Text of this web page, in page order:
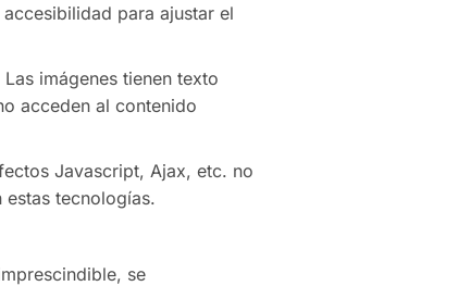
para ajustar el
imágenes tienen texto
acceden al contenido
Javascript, Ajax, etc. no
tecnologías.
se